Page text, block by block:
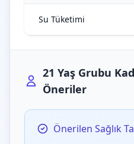
Su Tüketimi
21 Yaş Grubu
Öneriler
Önerilen Sağlık